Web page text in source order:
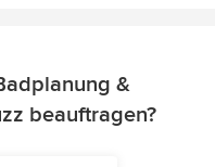
&
beauftragen?